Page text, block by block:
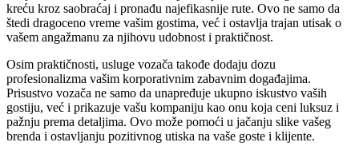
kreću kroz saobraćaj i pronađu najefikasnije rute. Ovo ne samo da
štedi dragoceno vreme vašim gostima, već i ostavlja trajan utisak o
vašem angažmanu za njihovu udobnost i praktičnost.
Osim praktičnosti, usluge vozača takođe dodaju dozu
profesionalizma vašim korporativnim zabavnim događajima.
Prisustvo vozača ne samo da unapređuje ukupno iskustvo vaših
gostiju, već i prikazuje vašu kompaniju kao onu koja ceni luksuz i
pažnju prema detaljima. Ovo može pomoći u jačanju slike vašeg
brenda i ostavljanju pozitivnog utiska na vaše goste i klijente.